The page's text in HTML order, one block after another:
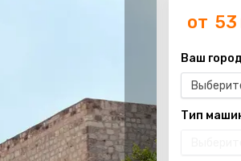
от 53
Ваш
Тип